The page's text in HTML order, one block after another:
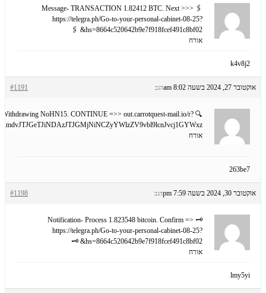
🖇 Message- TRANSACTION 1.82412 BTC. Next >>>
https://telegra.ph/Go-to-your-personal-cabinet-08-25?
hs=8664c520642b9e7f918fcef491c8bf02& 🖇
אורח
k4v8j2
אוקטובר 27, 2024 בשעה 8:02 am #1191 הגב
Withdrawing NoHN15. CONTINUE =>> out.carrotquest-mail.io/r?
אורח
263be7
אוקטובר 30, 2024 בשעה 7:59 pm #1198 הגב
🗝 Notification- Process 1.823548 bitcoin. Confirm =>
https://telegra.ph/Go-to-your-personal-cabinet-08-25?
hs=8664c520642b9e7f918fcef491c8bf02& 🗝
אורח
lmy5yi